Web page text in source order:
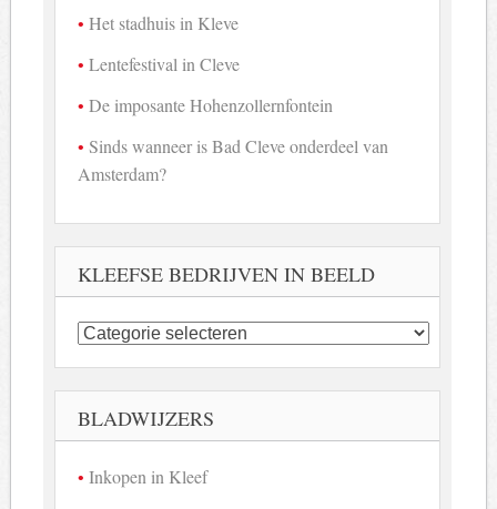
Het stadhuis in Kleve
Lentefestival in Cleve
De imposante Hohenzollernfontein
Sinds wanneer is Bad Cleve onderdeel van
Amsterdam?
KLEEFSE BEDRIJVEN IN BEELD
Kleefse
bedrijven
beeld
BLADWIJZERS
Inkopen in Kleef